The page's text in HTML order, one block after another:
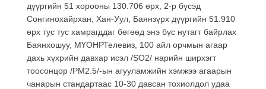
дүүргийн 51 хорооны 130.706 өрх, 2-р бүсэд
Сонгинохайрхан, Хан-Уул, Баянзүрх дүүргийн 51.910
өрх тус тус хамрагддаг бөгөөд энэ бүс нутагт байрлах
Баянхошуу, МҮОНРТелевиз, 100 айл орчмын агаар
дахь хүхрийн давхар исэл /SO2/ нарийн ширхэгт
тоосонцор /PM2.5/-ын агууламжийн хэмжээ агаарын
чанарын стандартаас 10-30 давсан тохиолдол удаа